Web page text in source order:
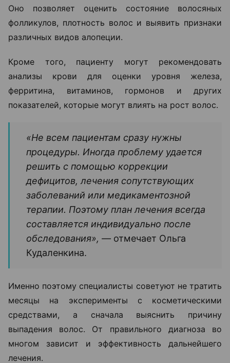
Оно позволяет оценить состояние волосяных
фолликулов, плотность волос и выявить признаки
различных видов алопеции.
Кроме того, пациенту могут рекомендовать
анализы крови для оценки уровня железа,
ферритина, витаминов, гормонов и других
показателей, которые могут влиять на рост волос.
«Не всем пациентам сразу нужны
процедуры. Иногда проблему удается
решить с помощью коррекции
дефицитов, лечения сопутствующих
заболеваний или медикаментозной
терапии. Поэтому план лечения всегда
составляется индивидуально после
обследования», — отмечает Ольга
Кудаленкина.
Именно поэтому специалисты советуют не тратить
месяцы на эксперименты с косметическими
средствами, а сначала выяснить причину
выпадения волос. От правильного диагноза во
многом зависит и эффективность дальнейшего
лечения.